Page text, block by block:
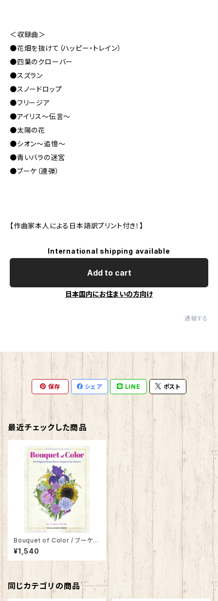
＜収録曲＞
●花畑を抜けて（ハッピー・トレイン）
●四葉のクローバー
●スズラン
●スノードロップ
●フリージア
●アイリス〜伝言〜
●太陽の花
●シオン〜追憶〜
●青いバラの迷宮
●ブーケ（連弾）
【作曲家本人による日本語訳プリント付き！】
International shipping available
Add to cart
日本国内にお住まいの方向け
通報する
保存 シェア LINE ポスト
最近チェックした商品
Bouquet of Color / ブーケ
オブ カラー 〜音色花束〜
¥1,540
同じカテゴリの商品